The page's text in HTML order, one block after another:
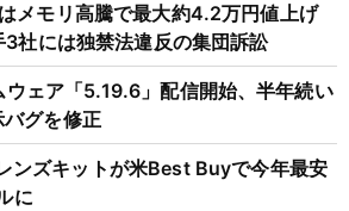
メモリ高騰で最大約4.2万円値上げ
社には独禁法違反の集団訴訟
ェア「5.19.6」配信開始、半年続い
グを修正
ンズキットが米Best Buyで今年最安
に